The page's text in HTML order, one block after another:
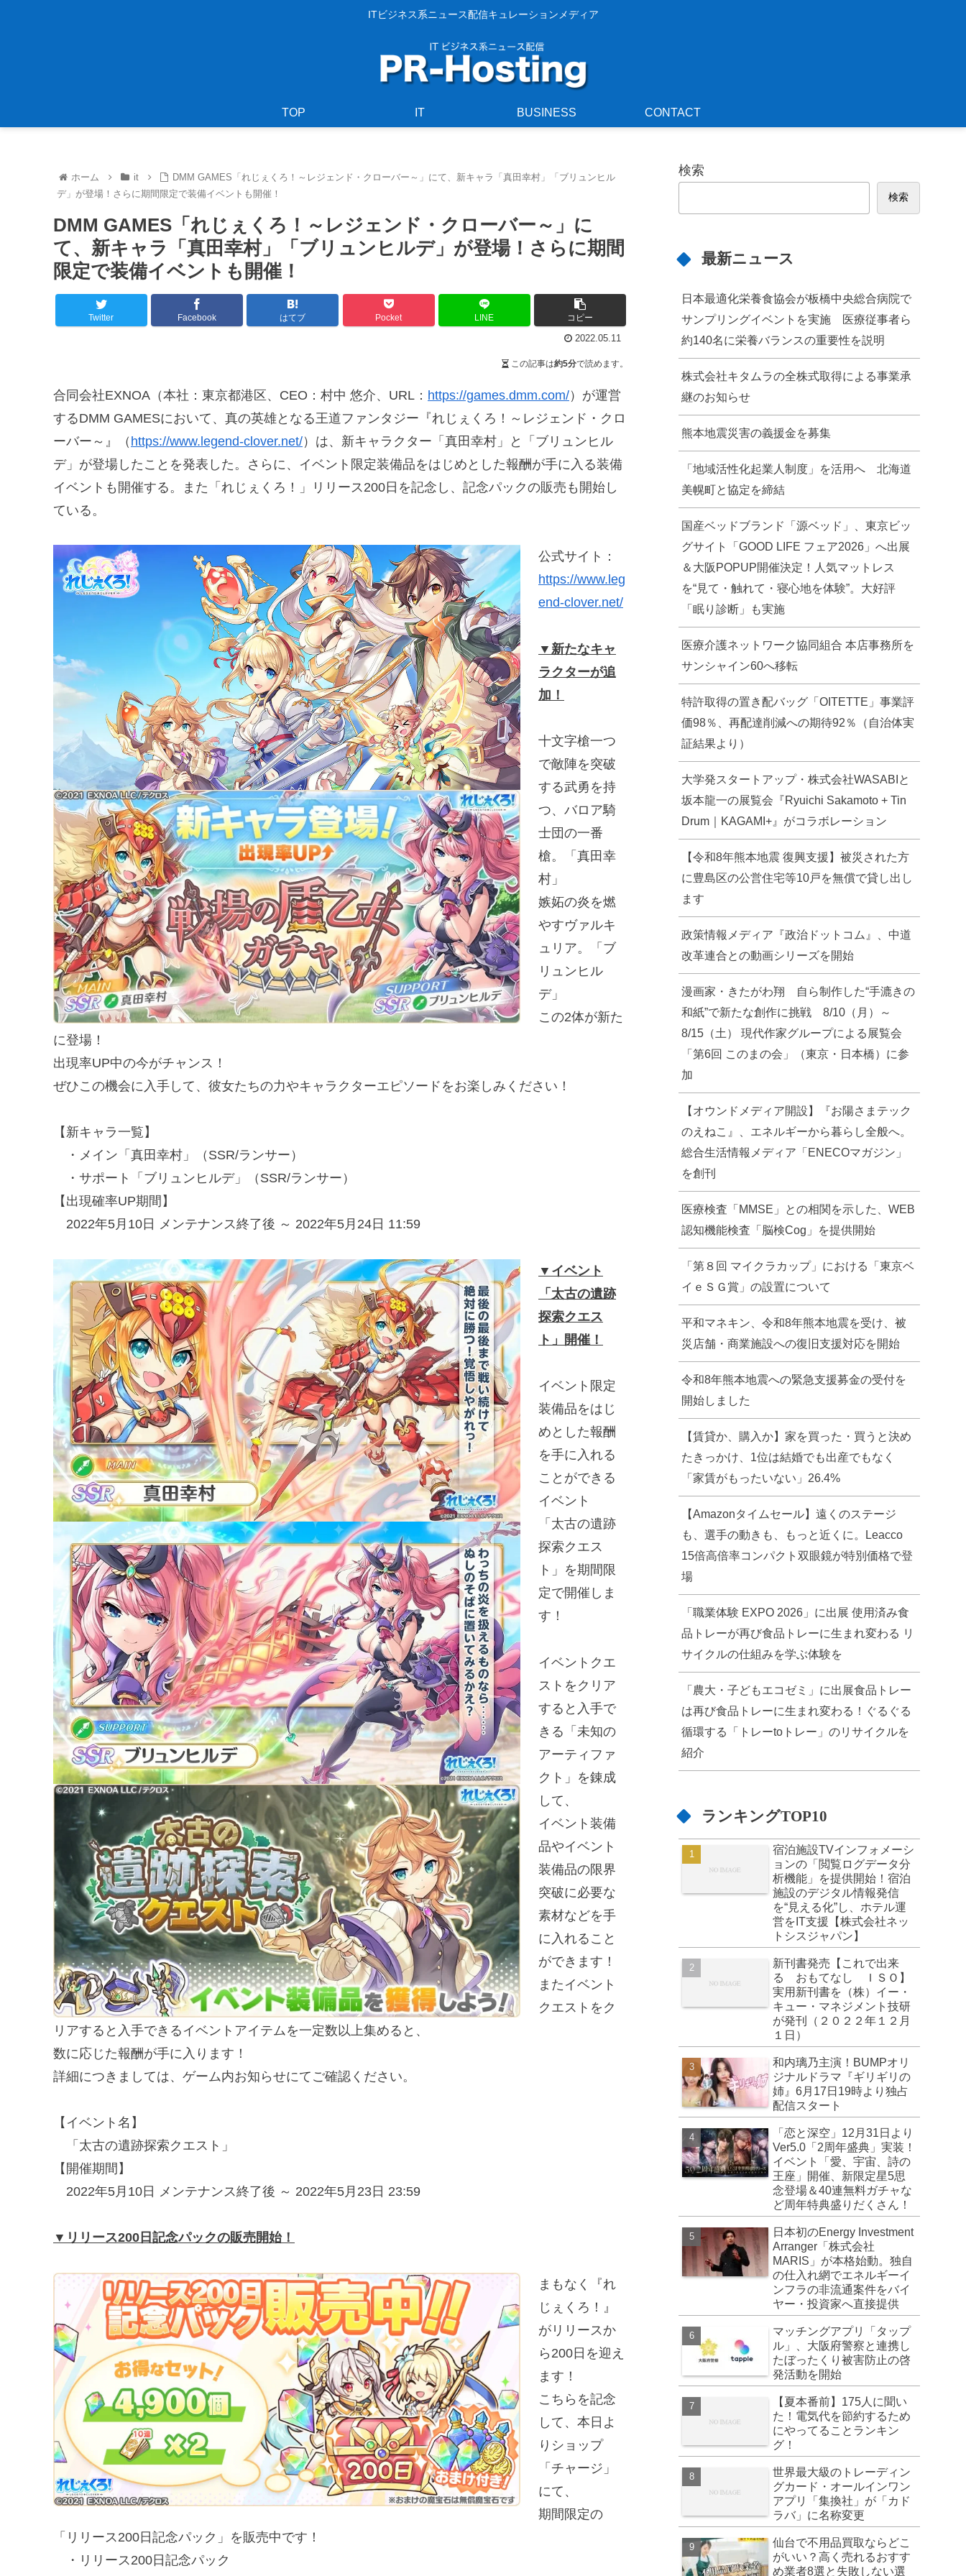
ITビジネス系ニュース配信キュレーションメディア
TOP IT BUSINESS CONTACT
ホーム it
DMM GAMES「れじぇくろ！～レジェンド・クローバー～」にて、新キャラ「真田幸村」「ブリュンヒル
デ」が登場！さらに期間限定で装備イベントも開催！
DMM GAMES「れじぇくろ！～レジェンド・クローバー～」に
て、新キャラ「真田幸村」「ブリュンヒルデ」が登場！さらに期間
限定で装備イベントも開催！
Twitter Facebook はてブ Pocket LINE コピー
2022.05.11
この記事は約5分で読めます。
合同会社EXNOA（本社：東京都港区、CEO：村中 悠介、URL： https://games.dmm.com/）が運営
するDMM GAMESにおいて、真の英雄となる王道ファンタジー『れじぇくろ！～レジェンド・クロ
ーバー～』（ https://www.legend-clover.net/）は、新キャラクター「真田幸村」と「ブリュンヒル
デ」が登場したことを発表した。さらに、イベント限定装備品をはじめとした報酬が手に入る装備
イベントも開催する。また「れじぇくろ！」リリース200日を記念し、記念パックの販売も開始し
ている。
公式サイト：
https://www.leg
end-clover.net/
▼ 新たなキャ
ラクターが追
加！
十文字槍一つ
で敵陣を突破
する武勇を持
つ、バロア騎
士団の一番
槍。「真田幸
村」
嫉妬の炎を燃
やすヴァルキ
ュリア。「ブ
リュンヒル
デ」
この2体が新た
に登場！
出現率UP中の今がチャンス！
ぜひこの機会に入手して、彼女たちの力やキャラクターエピソードをお楽しみください！
【新キャラ一覧】
・メイン「真田幸村」（SSR/ランサー）
・サポート「ブリュンヒルデ」（SSR/ランサー）
【出現確率UP期間】
2022年5月10日 メンテナンス終了後 ～ 2022年5月24日 11:59
▼ イベント
「太古の遺跡
探索クエス
ト」開催！
イベント限定
装備品をはじ
めとした報酬
を手に入れる
ことができる
イベント
「太古の遺跡
探索クエス
ト」を期間限
定で開催しま
す！
イベントクエ
ストをクリア
すると入手で
きる「未知の
アーティファ
クト」を錬成
して、
イベント装備
品やイベント
装備品の限界
突破に必要な
素材などを手
に入れること
ができます！
またイベント
クエストをク
リアすると入手できるイベントアイテムを一定数以上集めると、
数に応じた報酬が手に入ります！
詳細につきましては、ゲーム内お知らせにてご確認ください。
【イベント名】
「太古の遺跡探索クエスト」
【開催期間】
2022年5月10日 メンテナンス終了後 ～ 2022年5月23日 23:59
▼ リリース200日記念パックの販売開始！
まもなく『れ
じぇくろ！』
がリリースか
ら200日を迎え
ます！
こちらを記念
して、本日よ
りショップ
「チャージ」
にて、
期間限定の
「リリース200日記念パック」を販売中です！
・リリース200日記念パック
検索
検索
最新ニュース
日本最適化栄養食協会が板橋中央総合病院で
サンプリングイベントを実施 医療従事者ら
約140名に栄養バランスの重要性を説明
株式会社キタムラの全株式取得による事業承
継のお知らせ
熊本地震災害の義援金を募集
「地域活性化起業人制度」を活用へ 北海道
美幌町と協定を締結
国産ベッドブランド「源ベッド」、東京ビッ
グサイト「GOOD LIFE フェア2026」へ出展
＆大阪POPUP開催決定！人気マットレス
を“見て・触れて・寝心地を体験”。大好評
「眠り診断」も実施
医療介護ネットワーク協同組合 本店事務所を
サンシャイン60へ移転
特許取得の置き配バッグ「OITETTE」事業評
価98％、再配達削減への期待92％（自治体実
証結果より）
大学発スタートアップ・株式会社WASABIと
坂本龍一の展覧会『Ryuichi Sakamoto + Tin
Drum｜KAGAMI+』がコラボレーション
【令和8年熊本地震 復興支援】被災された方
に豊島区の公営住宅等10戸を無償で貸し出し
ます
政策情報メディア『政治ドットコム』、中道
改革連合との動画シリーズを開始
漫画家・きたがわ翔 自ら制作した“手漉きの
和紙”で新たな創作に挑戦 8/10（月）～
8/15（土） 現代作家グループによる展覧会
「第6回 このまの会」（東京・日本橋）に参
加
【オウンドメディア開設】『お陽さまテック
のえねこ』、エネルギーから暮らし全般へ。
総合生活情報メディア「ENECOマガジン」
を創刊
医療検査「MMSE」との相関を示した、WEB
認知機能検査「脳検Cog」を提供開始
「第８回 マイクラカップ」における「東京ベ
イｅＳＧ賞」の設置について
平和マネキン、令和8年熊本地震を受け、被
災店舗・商業施設への復旧支援対応を開始
令和8年熊本地震への緊急支援募金の受付を
開始しました
【賃貸か、購入か】家を買った・買うと決め
たきっかけ、1位は結婚でも出産でもなく
「家賃がもったいない」26.4%
【Amazonタイムセール】遠くのステージ
も、選手の動きも、もっと近くに。Leacco
15倍高倍率コンパクト双眼鏡が特別価格で登
場
「職業体験 EXPO 2026」に出展 使用済み食
品トレーが再び食品トレーに生まれ変わる リ
サイクルの仕組みを学ぶ体験を
「農大・子どもエコゼミ」に出展食品トレー
は再び食品トレーに生まれ変わる！ぐるぐる
循環する「トレーtoトレー」のリサイクルを
紹介
ランキングTOP10
宿泊施設TVインフォメーシ
ョンの「閲覧ログデータ分
析機能」を提供開始！宿泊
施設のデジタル情報発信
を“見える化”し、ホテル運
営をIT支援【株式会社ネッ
トシスジャパン】
新刊書発売【これで出来
る おもてなし ＩＳＯ】
実用新刊書を（株）イー・
キュー・マネジメント技研
が発刊（２０２２年１２月
１日）
和内璃乃主演！BUMPオリ
ジナルドラマ『ギリギリの
姉』6月17日19時より独占
配信スタート
「恋と深空」12月31日より
Ver5.0「2周年盛典」実装！
イベント「愛、宇宙、詩の
王座」開催、新限定星5思
念登場＆40連無料ガチャな
ど周年特典盛りだくさん！
日本初のEnergy Investment
Arranger「株式会社
MARIS」が本格始動。独自
の仕入れ網でエネルギーイ
ンフラの非流通案件をバイ
ヤー・投資家へ直接提供
マッチングアプリ「タップ
ル」、大阪府警察と連携し
たぼったくり被害防止の啓
発活動を開始
【夏本番前】175人に聞い
た！電気代を節約するため
にやってることランキン
グ！
世界最大級のトレーディン
グカード・オールインワン
アプリ「集換社」が「カド
ラバ」に名称変更
仙台で不用品買取ならどこ
がいい？高く売れるおすす
め業者8選と失敗しない選